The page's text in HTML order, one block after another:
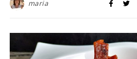
maria